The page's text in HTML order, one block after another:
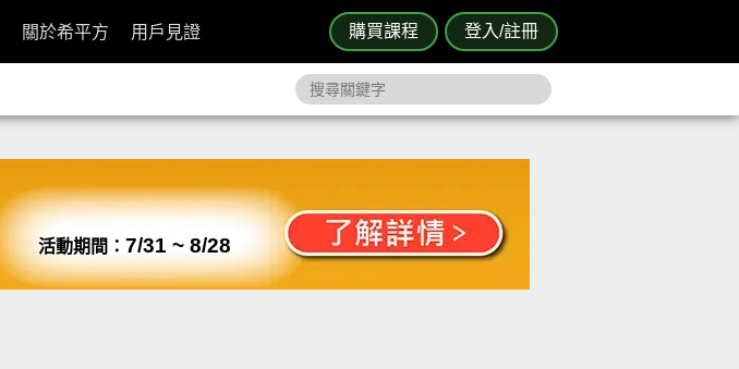
購買課程 登入/註冊
關於希平方 用戶見證
活動期間： 7/31 ~ 8/28